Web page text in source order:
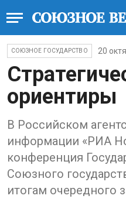
СОЮЗНОЕ ГОСУДАРСТВО 20
ориентиры
В Российском
информации «РИА
конференция
Союзного
итогам очередного